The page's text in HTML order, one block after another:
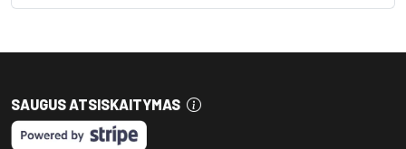
SAUGUS ATSISKAITYMAS